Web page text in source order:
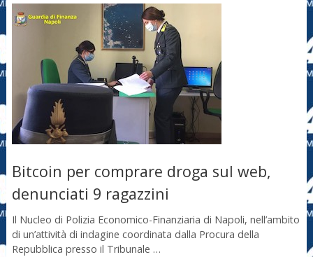
Bitcoin per comprare droga sul web,
denunciati 9 ragazzini
Il Nucleo di Polizia Economico-Finanziaria di Napoli, nell’ambito
di un’attività di indagine coordinata dalla Procura della
Repubblica presso il Tribunale …